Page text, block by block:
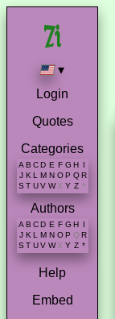
▾
Login
Quotes
Categories
A B C D E F G H I
J K L M N O P Q R
S T U V W X Y Z *
Authors
A B C D E F G H
J K L M N O P Q R
S T U V W X Y Z *
Help
Embed